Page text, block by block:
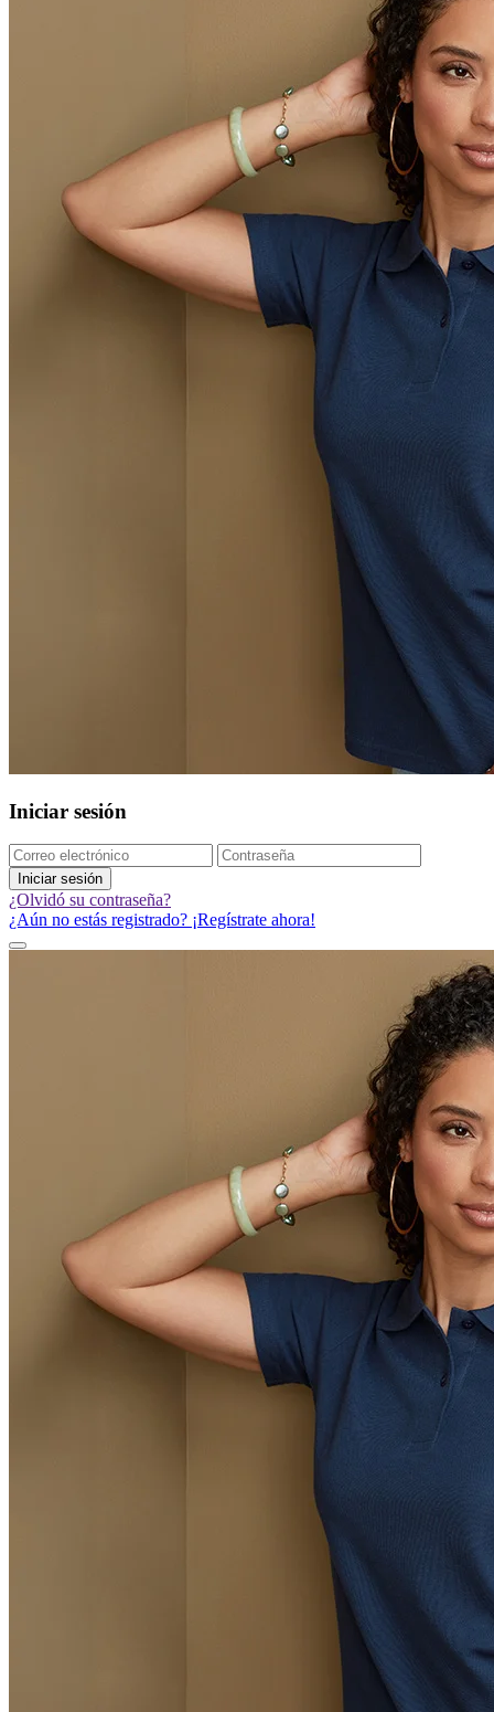
Iniciar sesión
Iniciar sesión
¿Olvidó su contraseña?
¿Aún no estás registrado? ¡Regístrate ahora!